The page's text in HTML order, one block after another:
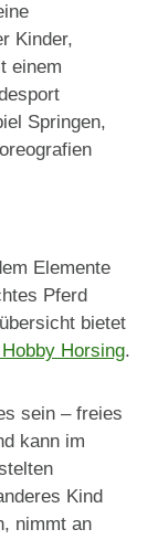
Kinder,
einem
Springen,
Elemente
Pferd
bietet
Horsing.
sein – freies
kann im
Kind
nimmt an